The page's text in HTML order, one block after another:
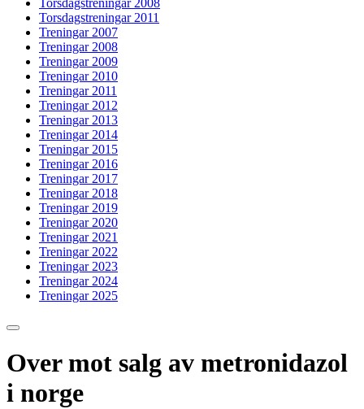
Torsdagstreningar 2011
Treningar 2007
Treningar 2008
Treningar 2009
Treningar 2010
Treningar 2011
Treningar 2012
Treningar 2013
Treningar 2014
Treningar 2015
Treningar 2016
Treningar 2017
Treningar 2018
Treningar 2019
Treningar 2020
Treningar 2021
Treningar 2022
Treningar 2023
Treningar 2024
Treningar 2025
Over mot salg av metronidazol
i norge